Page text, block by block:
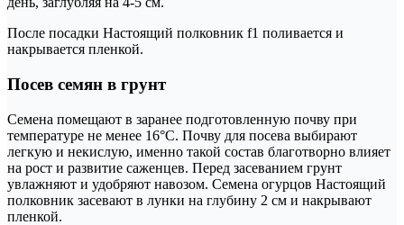
После посадки Настоящий полковник f1 поливается и
накрывается пленкой.
Посев семян в грунт
Семена помещают в заранее подготовленную почву при
температуре не менее 16°С. Почву для посева выбирают
легкую и некислую, именно такой состав благотворно влияет
на рост и развитие саженцев. Перед засеванием грунт
увлажняют и удобряют навозом. Семена огурцов Настоящий
полковник засевают в лунки на глубину 2 см и накрывают
пленкой.